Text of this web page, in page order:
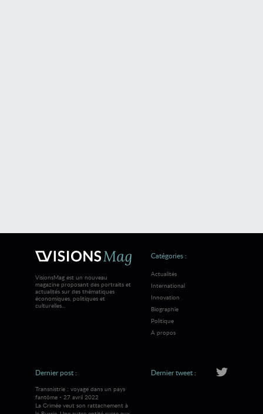
VisionsMag est un nouveau
magazine proposant des portraits et
actualités sur des thématiques
économiques, politiques et
culturelles...
Catégories :
Actualités
International
Innovation
Biographie
Politique
A propos
Dernier post :
Transnistrie : voyage dans un pays
fantôme - 27 avril 2022
La Crimée veut son rattachement à
Dernier tweet :